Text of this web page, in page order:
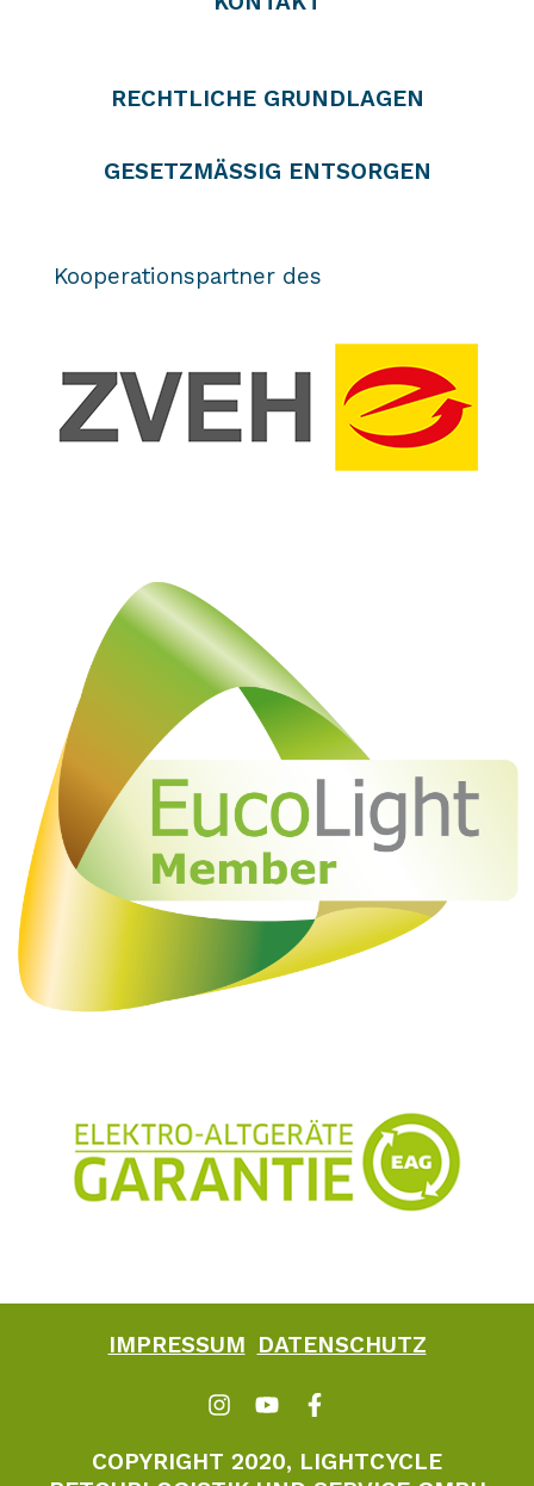
RECHTLICHE GRUNDLAGEN
GESETZMÄSSIG ENTSORGEN
Kooperationspartner des
IMPRESSUM DATENSCHUTZ
COPYRIGHT 2020, LIGHTCYCLE